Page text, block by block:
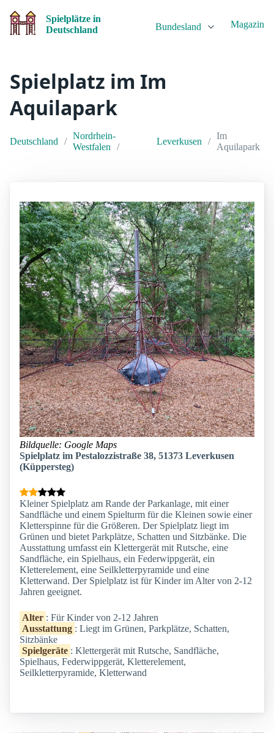
Spielplätze in
Deutschland
Bundesland Magazin
Spielplatz im Im
Aquilapark
Deutschland
Nordrhein-
Westfalen
Leverkusen
Im
Aquilapark
Bildquelle: Google Maps
Spielplatz im Pestalozzistraße 38, 51373 Leverkusen
(Küppersteg)
Kleiner Spielplatz am Rande der Parkanlage, mit einer
Sandfläche und einem Spielturm für die Kleinen sowie einer
Kletterspinne für die Größeren. Der Spielplatz liegt im
Grünen und bietet Parkplätze, Schatten und Sitzbänke. Die
Ausstattung umfasst ein Klettergerät mit Rutsche, eine
Sandfläche, ein Spielhaus, ein Federwippgerät, ein
Kletterelement, eine Seilkletterpyramide und eine
Kletterwand. Der Spielplatz ist für Kinder im Alter von 2-12
Jahren geeignet.
Alter : Für Kinder von 2-12 Jahren
Ausstattung : Liegt im Grünen, Parkplätze, Schatten,
Sitzbänke
Spielgeräte : Klettergerät mit Rutsche, Sandfläche,
Spielhaus, Federwippgerät, Kletterelement,
Seilkletterpyramide, Kletterwand